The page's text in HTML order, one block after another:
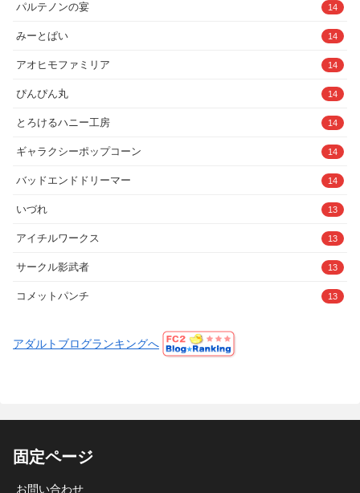
パルテノンの宴 14
みーとぱい 14
アオヒモファミリア 14
ぴんぴん丸 14
とろけるハニー工房 14
ギャラクシーポップコーン 14
バッドエンドドリーマー 14
いづれ 13
アイチルワークス 13
サークル影武者 13
コメットパンチ 13
アダルトブログランキングへ
固定ページ
お問い合わせ